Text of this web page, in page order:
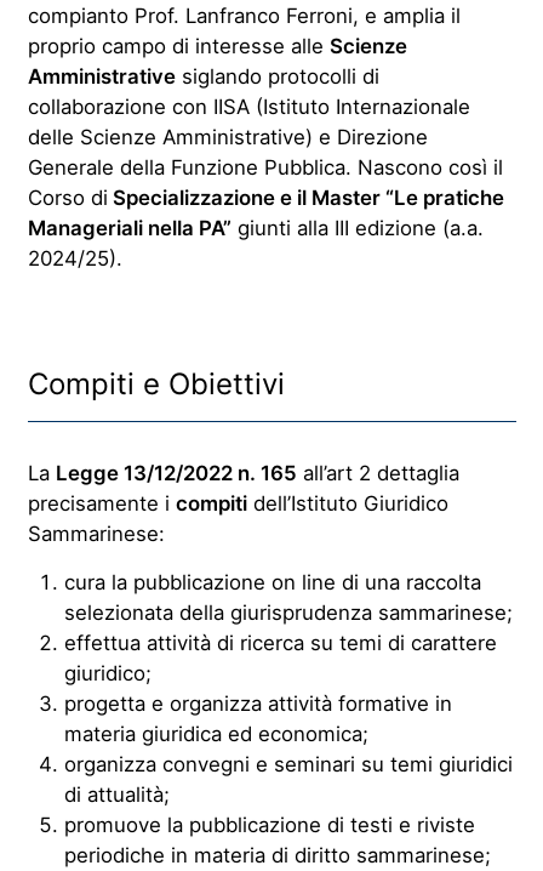
compianto Prof. Lanfranco Ferroni, e amplia il
proprio campo di interesse alle Scienze
Amministrativesiglando protocolli di
collaborazione con IISA (Istituto Internazionale
delle Scienze Amministrative) e Direzione
Generale della Funzione Pubblica. Nascono così il
Corso di Specializzazione e il Master “Le pratiche
Manageriali nella PA” giunti alla III edizione (a.a.
2024/25).
Compiti e Obiettivi
La Legge 13/12/2022 n. 165 all’art 2 dettaglia
precisamente i compitidell’Istituto Giuridico
Sammarinese:
cura la pubblicazione on line di una raccolta
selezionata della giurisprudenza sammarinese;
effettua attività di ricerca su temi di carattere
giuridico;
progetta e organizza attività formative in
materia giuridica ed economica;
organizza convegni e seminari su temi giuridici
di attualità;
promuove la pubblicazione di testi e riviste
periodiche in materia di diritto sammarinese;